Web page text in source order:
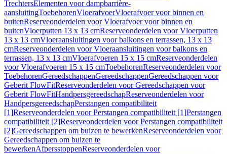
TrechtersElementen voor dampbarrière-
aansluitingToebehorenVloerafvoerVloerafvoer voor binnen en
buitenReserveonderdelen voor Vloerafvoer voor binnen en
buitenVloerputten 13 x 13 cmReserveonderdelen voor Vloerputten
13 x 13 cmVloeraansluitingen voor balkons en terrassen, 13 x 13
cmReserveonderdelen voor Vloeraansluitingen voor balkons en
terrassen, 13 x 13 cmVloerafvoeren 15 x 15 cmReserveonderdelen
voor Vloerafvoeren 15 x 15 cmToebehorenReserveonderdelen voor
ToebehorenGereedschappenGereedschappenGereedschappen voor
Geberit FlowFitReserveonderdelen voor Gereedschappen voor
Geberit FlowFitHandpersgereedschapReserveonderdelen voor
HandpersgereedschapPerstangen compatibiliteit
[1]Reserveonderdelen voor Perstangen compatibiliteit [1]Perstangen
compatibiliteit [2]Reserveonderdelen voor Perstangen compatibiliteit
[2]Gereedschappen om buizen te bewerkenReserveonderdelen voor
Gereedschappen om buizen te
bewerkenAfpersstoppenReserveonderdelen voor